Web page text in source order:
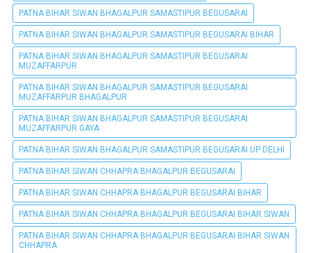
PATNA BIHAR SIWAN BHAGALPUR SAMASTIPUR BEGUSARAI
PATNA BIHAR SIWAN BHAGALPUR SAMASTIPUR BEGUSARAI BIHAR
PATNA BIHAR SIWAN BHAGALPUR SAMASTIPUR BEGUSARAI
MUZAFFARPUR
PATNA BIHAR SIWAN BHAGALPUR SAMASTIPUR BEGUSARAI
MUZAFFARPUR BHAGALPUR
PATNA BIHAR SIWAN BHAGALPUR SAMASTIPUR BEGUSARAI
MUZAFFARPUR GAYA
PATNA BIHAR SIWAN BHAGALPUR SAMASTIPUR BEGUSARAI UP DELHI
PATNA BIHAR SIWAN CHHAPRA BHAGALPUR BEGUSARAI
PATNA BIHAR SIWAN CHHAPRA BHAGALPUR BEGUSARAI BIHAR
PATNA BIHAR SIWAN CHHAPRA BHAGALPUR BEGUSARAI BIHAR SIWAN
PATNA BIHAR SIWAN CHHAPRA BHAGALPUR BEGUSARAI BIHAR SIWAN
CHHAPRA